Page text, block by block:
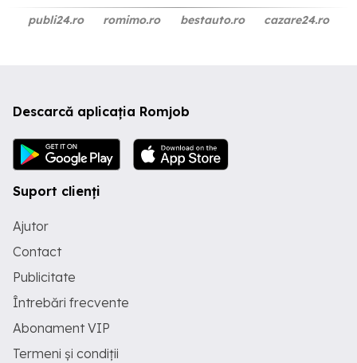
publi24.ro romimo.ro bestauto.ro cazare24.ro
Descarcă aplicația Romjob
Suport clienți
Ajutor
Contact
Publicitate
Întrebări frecvente
Abonament VIP
Termeni și condiții